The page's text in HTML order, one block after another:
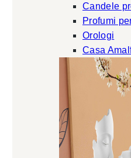
Candele
Profumi
Orologi
Casa